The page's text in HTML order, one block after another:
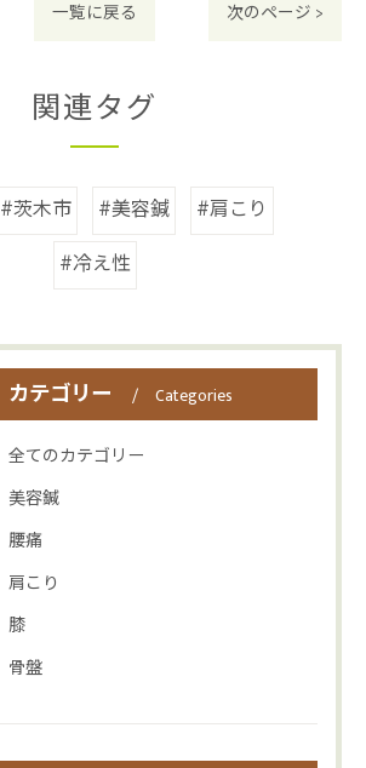
一覧に戻る 次のページ >
関連タグ
#茨木市 #美容鍼
#肩こり
#冷え性
カテゴリー Categories
全てのカテゴリー
美容鍼
腰痛
肩こり
膝
骨盤